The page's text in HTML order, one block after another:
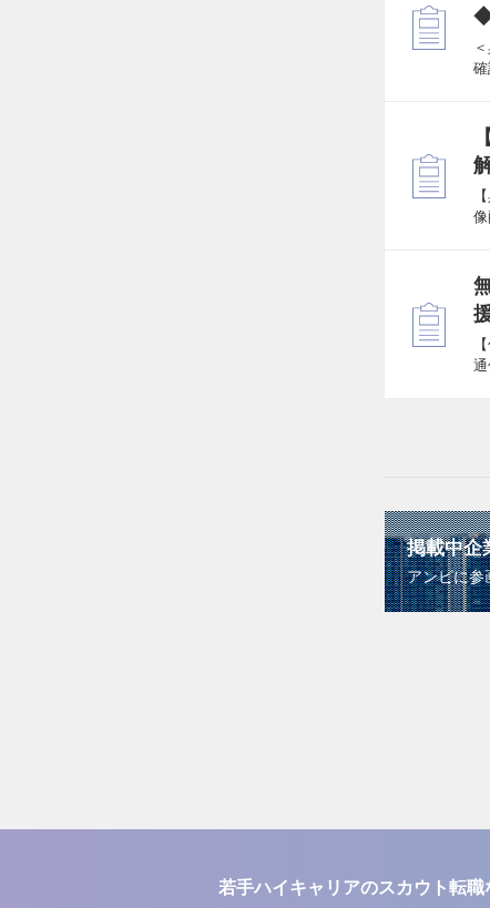
◆
掲載中企
アンビに参
若手ハイキャリアのスカウト転職